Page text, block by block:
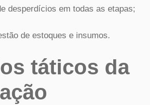
desperdícios em todas as etapas;
de estoques e insumos.
táticos da